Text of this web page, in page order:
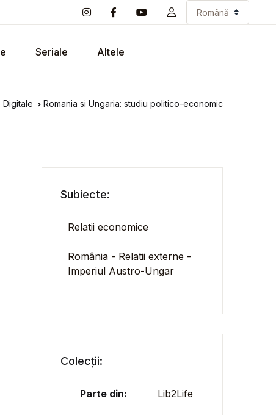
Seriale Altele
Digitale Romania si Ungaria: studiu politico-economic
Subiecte:
Relatii economice
România - Relatii externe -
Imperiul Austro-Ungar
Colecții:
Parte din: Lib2Life